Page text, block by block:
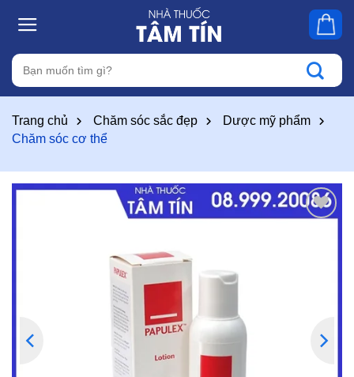
Tìm
kiếm:
Trang chủ Chăm sóc sắc đẹp
Dược mỹ phẩm
Chăm sóc cơ thể